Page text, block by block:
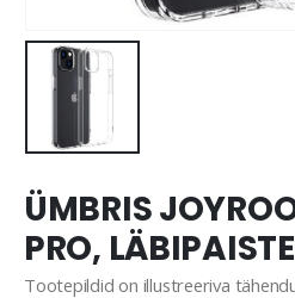
ÜMBRIS
PRO,
Tootepildid on illustreeriva